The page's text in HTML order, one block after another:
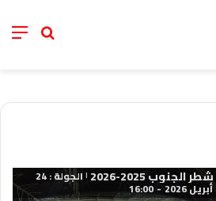
خانة
2025-2026
| الجولة : 24
-
16:00